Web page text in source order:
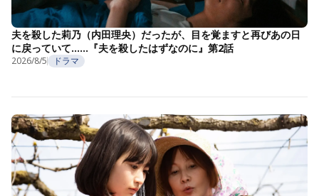
夫を殺した莉乃（内田理央）だったが、目を覚ますと再びあの日
に戻っていて……『夫を殺したはずなのに』第2話
2026/8/5 ドラマ